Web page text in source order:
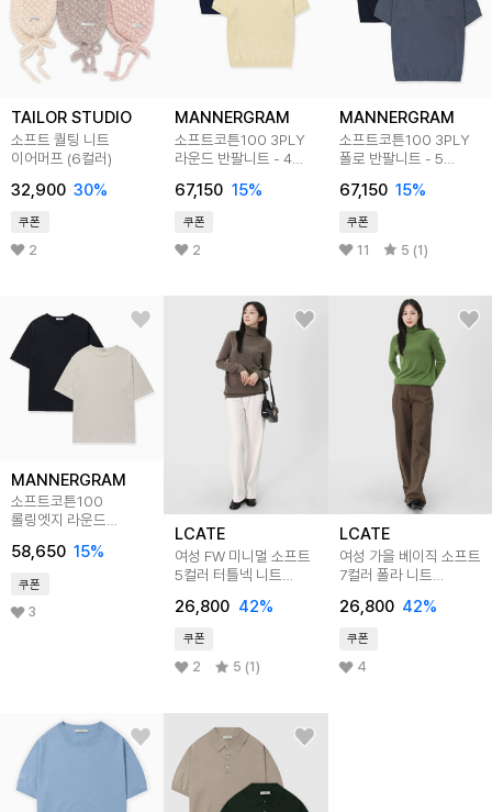
TAILOR STUDIO
소프트 퀄팅 니트
이어머프 (6컬러)
32,900 30%
쿠폰
2
MANNERGRAM
소프트코튼100 3PLY
라운드 반팔니트 - 4
67,150 15%
쿠폰
2
MANNERGRAM
소프트코튼100 3PLY
폴로 반팔니트 - 5
67,150 15%
쿠폰
11 5 (1)
MANNERGRAM
소프트코튼100
롤링엣지 라운드
58,650 15%
쿠폰
3
LCATE
여성 FW 미니멀 소프트
5컬러 터틀넥 니트
26,800 42%
쿠폰
2 5 (1)
LCATE
여성 가을 베이직 소프트
7컬러 폴라 니트
26,800 42%
쿠폰
4